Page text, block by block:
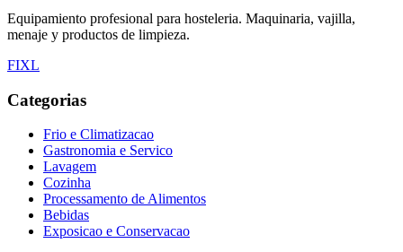
Equipamiento profesional para hosteleria. Maquinaria, vajilla,
menaje y productos de limpieza.
FIXL
Categorias
Frio e Climatizacao
Gastronomia e Servico
Lavagem
Cozinha
Processamento de Alimentos
Bebidas
Exposicao e Conservacao